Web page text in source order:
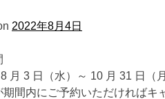
2022年8月4日
月 3 日（水）～ 10 月 31 日（月
期間内にご予約いただければ